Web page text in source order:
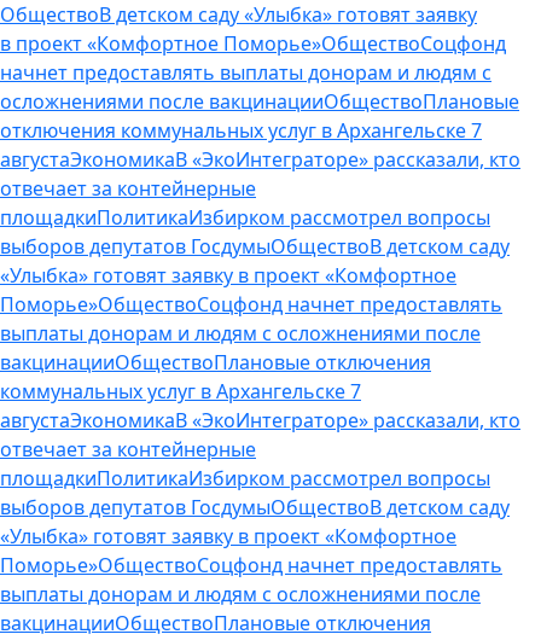
ОбществоВ детском саду «Улыбка» готовят заявку
в проект «Комфортное Поморье»ОбществоСоцфонд
начнет предоставлять выплаты донорам и людям с
осложнениями после вакцинацииОбществоПлановые
отключения коммунальных услуг в Архангельске 7
августаЭкономикаВ «ЭкоИнтеграторе» рассказали, кто
отвечает за контейнерные
площадкиПолитикаИзбирком рассмотрел вопросы
выборов депутатов ГосдумыОбществоВ детском саду
«Улыбка» готовят заявку в проект «Комфортное
Поморье»ОбществоСоцфонд начнет предоставлять
выплаты донорам и людям с осложнениями после
вакцинацииОбществоПлановые отключения
коммунальных услуг в Архангельске 7
августаЭкономикаВ «ЭкоИнтеграторе» рассказали, кто
отвечает за контейнерные
площадкиПолитикаИзбирком рассмотрел вопросы
выборов депутатов ГосдумыОбществоВ детском саду
«Улыбка» готовят заявку в проект «Комфортное
Поморье»ОбществоСоцфонд начнет предоставлять
выплаты донорам и людям с осложнениями после
вакцинацииОбществоПлановые отключения